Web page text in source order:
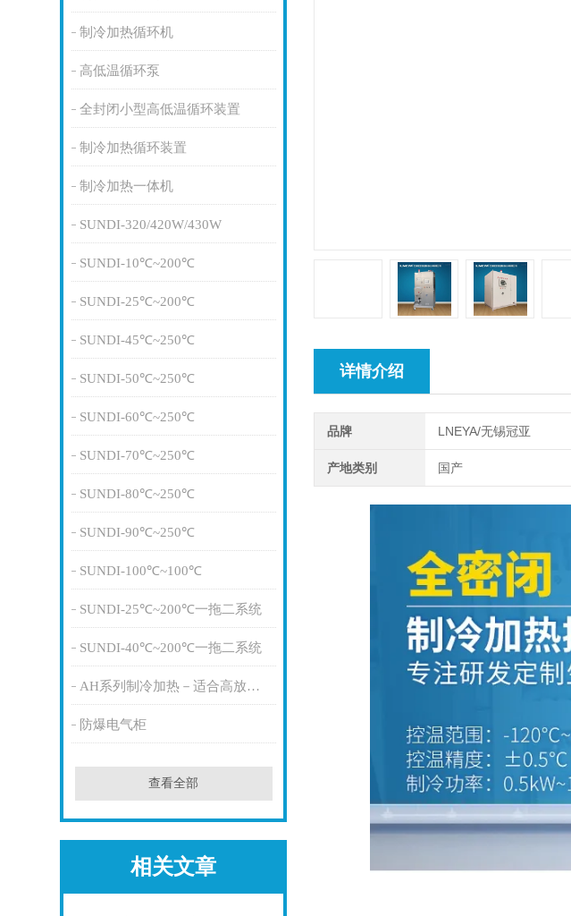
制冷加热循环机
高低温循环泵
全封闭小型高低温循环装置
制冷加热循环装置
制冷加热一体机
SUNDI-320/420W/430W
SUNDI-10℃~200℃
SUNDI-25℃~200℃
SUNDI-45℃~250℃
SUNDI-50℃~250℃
SUNDI-60℃~250℃
SUNDI-70℃~250℃
SUNDI-80℃~250℃
SUNDI-90℃~250℃
SUNDI-100℃~100℃
SUNDI-25℃~200℃一拖二系统
SUNDI-40℃~200℃一拖二系统
AH系列制冷加热－适合高放热量
防爆电气柜
查看全部
相关文章
详情介绍
品牌 LNEYA/无锡冠亚
产地类别 国产